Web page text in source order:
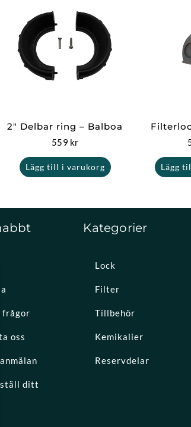
2″ Delbar ring – Balboa
559 kr
Lägg till i varukorg Lägg
frågor
oss
ditt
Kategorier
Lock
Filter
Tillbehör
Kemikalier
Reservdelar